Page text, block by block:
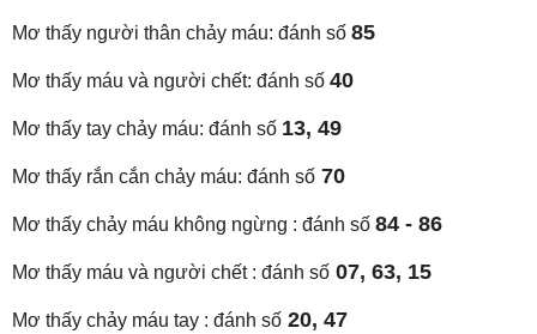
Mơ thấy người thân chảy máu: đánh số 85
Mơ thấy máu và người chết: đánh số 40
Mơ thấy tay chảy máu: đánh số 13, 49
Mơ thấy rắn cắn chảy máu: đánh số 70
Mơ thấy chảy máu không ngừng : đánh số 84 - 86
Mơ thấy máu và người chết : đánh số 07, 63, 15
Mơ thấy chảy máu tay : đánh số 20, 47